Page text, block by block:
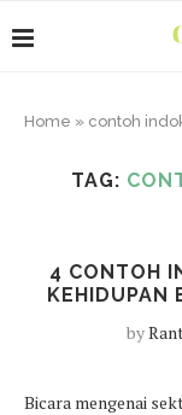
Home » contoh
TAG:
4 CONTOH
KEHIDUPAN
by
Bicara mengenai